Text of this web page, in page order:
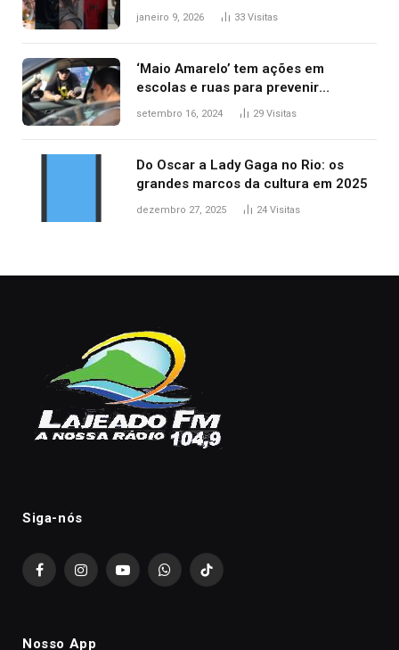
principais lançamentos do cinema
janeiro 9, 2026 33 Visitas
‘Maio Amarelo’ tem ações em
escolas e ruas para prevenir
acidentes no trânsito no AP
setembro 16, 2024 29 Visitas
Do Oscar a Lady Gaga no Rio: os
grandes marcos da cultura em 2025
dezembro 27, 2025 24 Visitas
Siga-nós
FacebookInstagramYouTubeWhatsAppTikTok
Nosso App